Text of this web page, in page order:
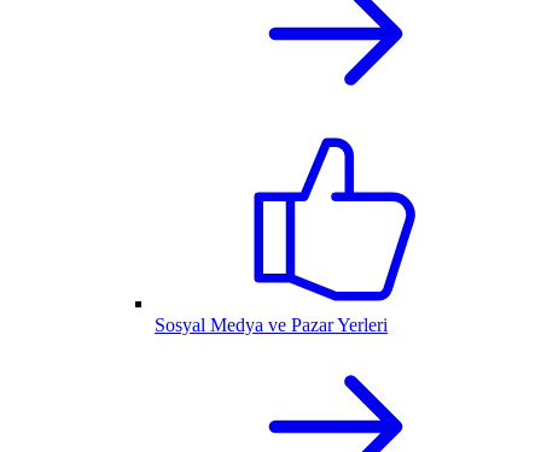
Sosyal Medya ve Pazar Yerleri